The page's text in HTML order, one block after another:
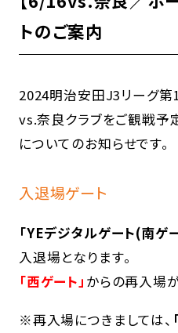
トのご案内
2024明治安田J3リーグ第
vs.奈良クラブをご観戦予
についてのお知らせです。
入退場ゲート
「YEデジタルゲート(南ゲー
入退場となります。
「西ゲート」 からの再入場が
※再入場につきましては、